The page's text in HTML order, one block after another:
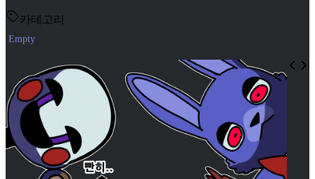
카테고리
Empty